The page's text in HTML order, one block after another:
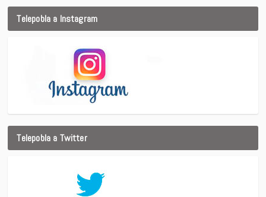
Telepobla a Instagram
Telepobla a Twitter